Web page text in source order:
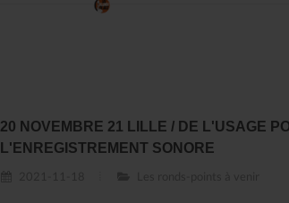
20 NOVEMBRE 21 LILLE / DE L'USAGE
L'ENREGISTREMENT SONORE